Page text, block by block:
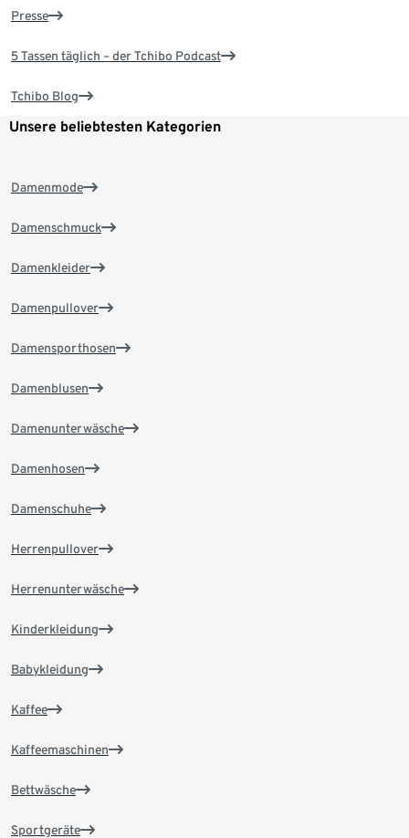
Presse
5 Tassen täglich – der Tchibo Podcast
Tchibo Blog
Unsere beliebtesten Kategorien
Damenmode
Damenschmuck
Damenkleider
Damenpullover
Damensporthosen
Damenblusen
Damenunterwäsche
Damenhosen
Damenschuhe
Herrenpullover
Herrenunterwäsche
Kinderkleidung
Babykleidung
Kaffee
Kaffeemaschinen
Bettwäsche
Sportgeräte